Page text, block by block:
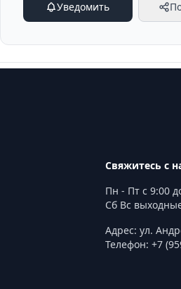
Уведомить
Свяжитесь с
Пн - Пт с 9:00
Сб Вс
Адрес: ул.
Телефон: +7